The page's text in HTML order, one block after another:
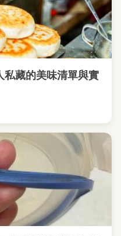
私藏的美味清單與實